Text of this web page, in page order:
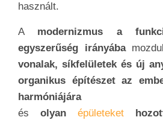
használt.
A modernizmus a
egyszerűség irányába
vonalak, síkfelületek és új
organikus építészet az
és olyan épületeket